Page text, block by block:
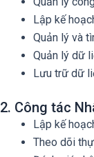
Lập kế
Quản lý và
Quản lý dữ
Lưu trữ dữ
2. Công tác
Lập kế
Theo dõi